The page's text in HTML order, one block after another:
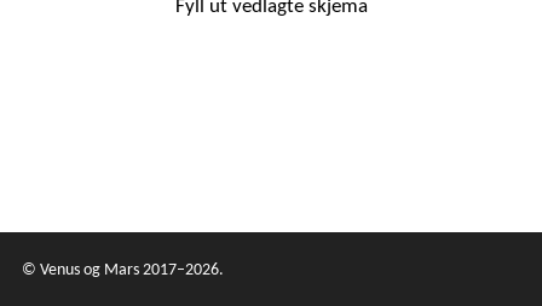
Fyll ut vedlagte skjema
© Venus og Mars 2017–2026.